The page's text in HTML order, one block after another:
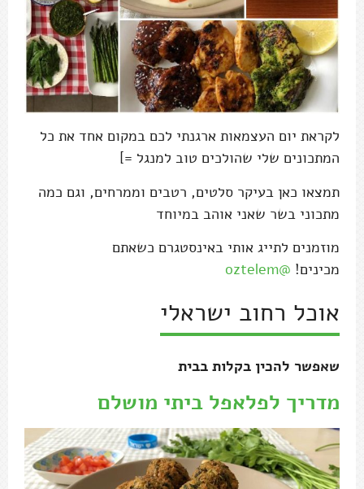
לקראת יום העצמאות ארגנתי לכם במקום אחד את כל
המתכונים שלי שהולכים טוב למנגל =]
תמצאו כאן בעיקר סלטים, רטבים וממרחים, וגם כמה
מתכוני בשר שאני אוהב במיוחד
מוזמנים לתייג אותי באינסטגרם כשאתם
מכינים! @oztelem
אוכל רחוב ישראלי
שאפשר להכין בקלות בבית
מדריך לפלאפל ביתי מושלם